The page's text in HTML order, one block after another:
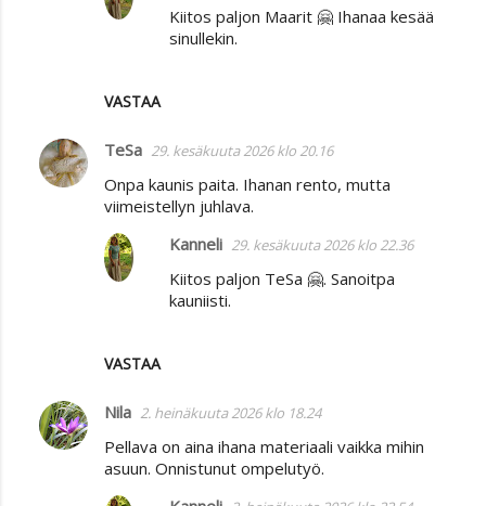
VASTAA
Kiitos paljon Maarit 🤗 Ihanaa kesää
sinullekin.
TeSa 29. kesäkuuta 2026 klo 20.16
Onpa kaunis paita. Ihanan rento, mutta
viimeistellyn juhlava.
VASTAA
Kanneli 29. kesäkuuta 2026 klo 22.36
Kiitos paljon TeSa 🤗. Sanoitpa
kauniisti.
Nila 2. heinäkuuta 2026 klo 18.24
Pellava on aina ihana materiaali vaikka mihin
asuun. Onnistunut ompelutyö.